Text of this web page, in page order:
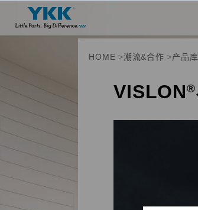
VISLON®
HOME 潮流&合作 产品库